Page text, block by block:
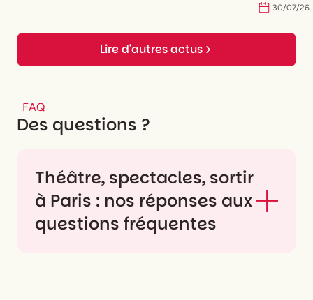
30/07/26
Lire d'autres actus
FAQ
Des questions ?
Théâtre, spectacles, sortir
à Paris : nos réponses aux
questions fréquentes